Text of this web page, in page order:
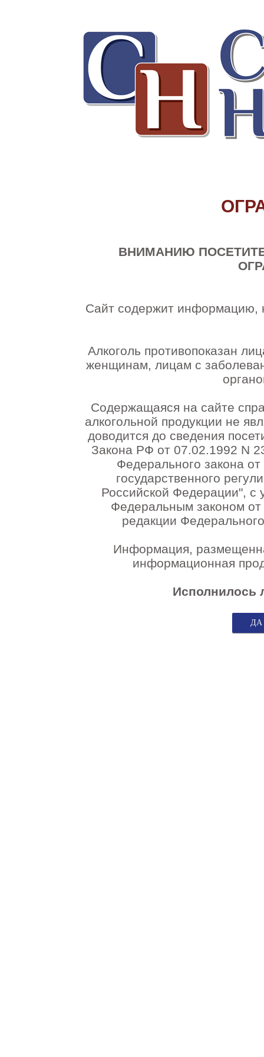
ВНИМАНИЮ
Сайт содержит информацию,
Алкоголь противопоказан
женщинам, лицам с
Содержащаяся на сайте
алкогольной продукции не
доводится до сведения
Закона РФ от 07.02.1992 N
Федерального закона
государственного
Российской Федерации", с
Федеральным законом
редакции
Информация,
информационная
Исполнилось